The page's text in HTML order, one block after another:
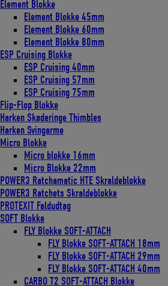
Element Blokke
Element Blokke 45mm
Element Blokke 60mm
Element Blokke 80mm
ESP Cruising Blokke
ESP Cruising 40mm
ESP Cruising 57mm
ESP Cruising 75mm
Flip-Flop Blokke
Harken Skøderinge Thimbles
Harken Svingarme
Micro Blokke
Micro blokke 16mm
Micro Blokke 22mm
POWER3 Ratchamatic HTE Skraldeblokke
POWER3 Ratchets Skraldeblokke
PROTEXIT Faldudtag
SOFT Blokke
FLY Blokke SOFT-ATTACH
FLY Blokke SOFT-ATTACH 18mm
FLY Blokke SOFT-ATTACH 29mm
FLY Blokke SOFT-ATTACH 40mm
CARBO T2 SOFT-ATTACH Blokke